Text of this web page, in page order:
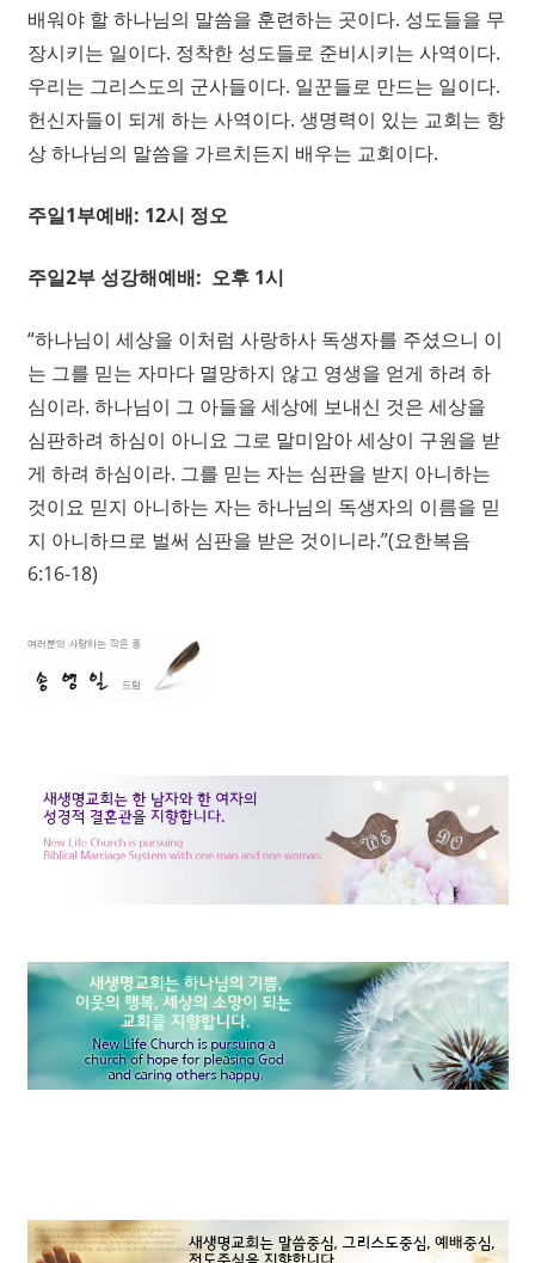
배워야 할 하나님의 말씀을 훈련하는 곳이다. 성도들을 무
장시키는 일이다. 정착한 성도들로 준비시키는 사역이다.
우리는 그리스도의 군사들이다. 일꾼들로 만드는 일이다.
헌신자들이 되게 하는 사역이다. 생명력이 있는 교회는 항
상 하나님의 말씀을 가르치든지 배우는 교회이다.
주일1부예배: 12시 정오
주일2부 성강해예배: 오후 1시
“하나님이 세상을 이처럼 사랑하사 독생자를 주셨으니 이
는 그를 믿는 자마다 멸망하지 않고 영생을 얻게 하려 하
심이라. 하나님이 그 아들을 세상에 보내신 것은 세상을
심판하려 하심이 아니요 그로 말미암아 세상이 구원을 받
게 하려 하심이라. 그를 믿는 자는 심판을 받지 아니하는
것이요 믿지 아니하는 자는 하나님의 독생자의 이름을 믿
지 아니하므로 벌써 심판을 받은 것이니라.”(요한복음
6:16-18)
믿음, 소망, 사랑